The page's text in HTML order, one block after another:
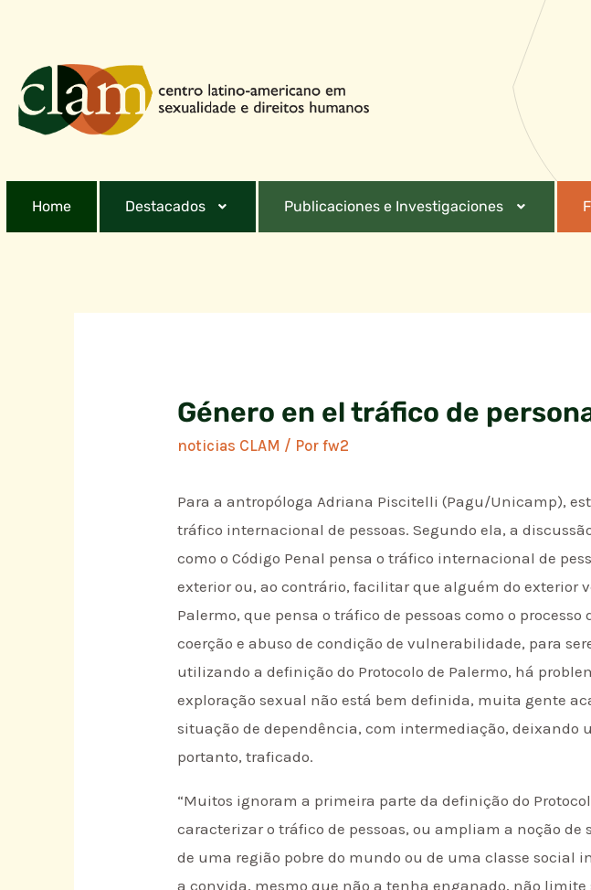
Home Destacados Publicaciones e Investigaciones
Género en el tráfico de
noticias CLAM / Porfw2
Para a antropóloga Adriana Piscitelli (Pagu/Unicamp),
tráfico internacional de pessoas. Segundo ela, a
como o Código Penal pensa o tráfico internacional de
exterior ou, ao contrário, facilitar que alguém do exterior
Palermo, que pensa o tráfico de pessoas como o
coerção e abuso de condição de vulnerabilidade, para
utilizando a definição do Protocolo de Palermo, há
exploração sexual não está bem definida, muita gente
situação de dependência, com intermediação, deixando
portanto, traficado.
“Muitos ignoram a primeira parte da definição do
caracterizar o tráfico de pessoas, ou ampliam a noção
de uma região pobre do mundo ou de uma classe social
a convida, mesmo que não a tenha enganado, não